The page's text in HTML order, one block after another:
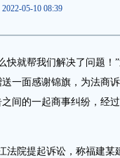
2022-05-10 08:39
就帮我们解决了问题！
一面感谢锦旗，为法商
间的一起商事纠纷，经过
院提起诉讼，称福建某